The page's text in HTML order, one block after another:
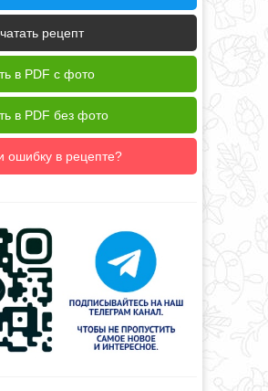
рецепт
в PDF с фото
в PDF без фото
ошибку в рецепте?